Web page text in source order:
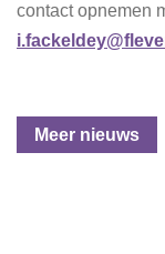
contact opnemen
Meer nieuws